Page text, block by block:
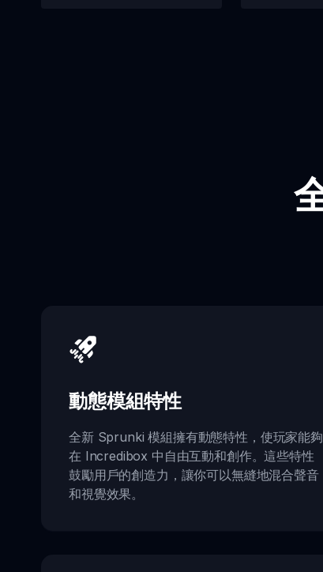
動態模組特性
全新 Sprunki 模組擁有動態特性，使玩家能夠
在 Incredibox 中自由互動和創作。這些特性
鼓勵用戶的創造力，讓你可以無縫地混合聲音
和視覺效果。